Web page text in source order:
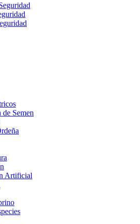
Semen
Artificial